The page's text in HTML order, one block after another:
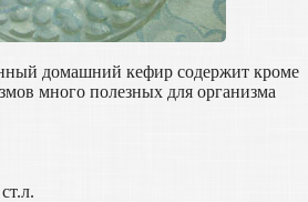
домашний кефир содержит кроме
много полезных для организма